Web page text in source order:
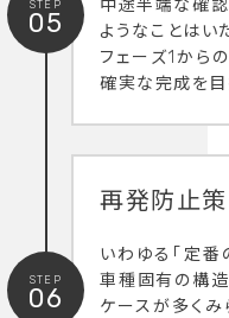
STEP
05
中途半端な確
ようなことはい
フェーズ1から
確実な完成を目
STEP
06
再発防止策
いわゆる「定番
車種固有の構
ケースが多くみ